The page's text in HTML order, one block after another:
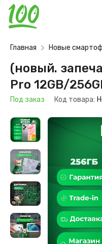
Главная Новые
(новый.
Pro 12GB/
Под заказ Код товара: